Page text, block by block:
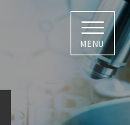
株式会社キャン
MENU